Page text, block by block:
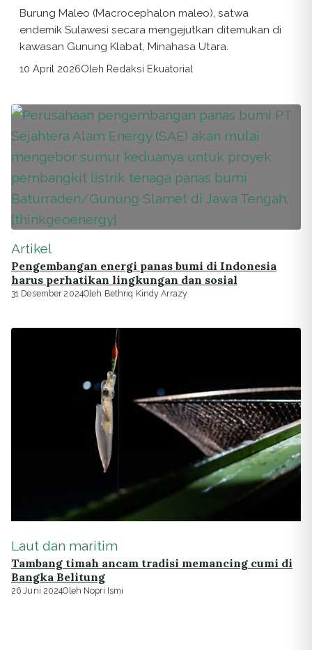
Burung Maleo (Macrocephalon maleo), satwa
endemik Sulawesi secara mengejutkan ditemukan di
kawasan Gunung Klabat, Minahasa Utara.
10 April 2026Oleh Redaksi Ekuatorial
Artikel
Pengembangan energi panas bumi di Indonesia
harus perhatikan lingkungan dan sosial
31 Desember 2024Oleh Bethriq Kindy Arrazy
Laut dan maritim
Tambang timah ancam tradisi memancing cumi di
Bangka Belitung
26 Juni 2024Oleh Nopri Ismi